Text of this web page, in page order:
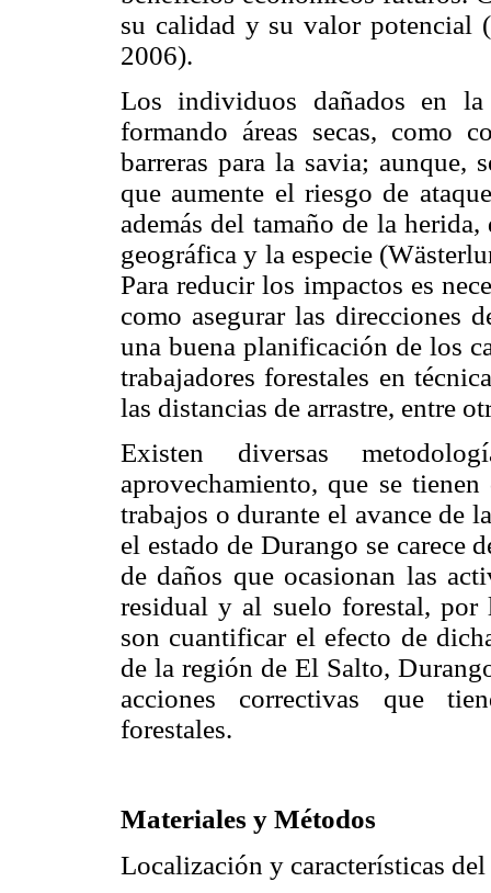
su calidad y su valor potencial
2006).
Los individuos dañados en
formando áreas secas, como
barreras para la savia; aunque,
que aumente el riesgo de
además del tamaño de la
geográfica y la especie
Para reducir los impactos es
como asegurar las direcciones
una buena planificación de los
trabajadores forestales en
las distancias de arrastre, entre
Existen diversas
aprovechamiento, que se
trabajos o durante el avance de
el estado de Durango se carece
de daños que ocasionan las
residual y al suelo forestal,
son cuantificar el efecto de
de la región de El Salto,
acciones correctivas que
forestales.
Materiales y Métodos
Localización y características del